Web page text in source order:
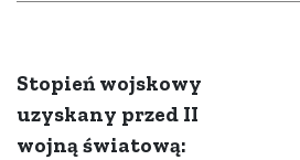
Stopień wojskowy
uzyskany przed II
wojną światową: